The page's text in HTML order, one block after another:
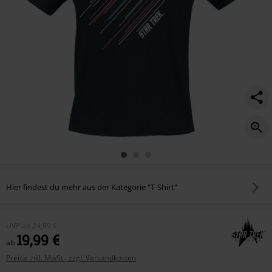
Hier findest du mehr aus der Kategorie "T-Shirt"
UVP ab 24,99 €
ab 19,99 €
Preise inkl. MwSt., zzgl. Versandkosten